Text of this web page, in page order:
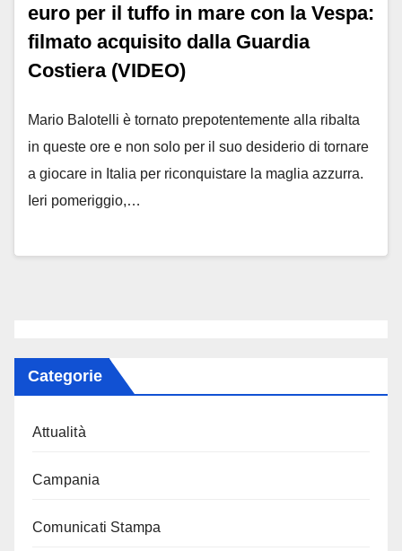
euro per il tuffo in mare con la Vespa:
filmato acquisito dalla Guardia
Costiera (VIDEO)
Mario Balotelli è tornato prepotentemente alla ribalta
in queste ore e non solo per il suo desiderio di tornare
a giocare in Italia per riconquistare la maglia azzurra.
Ieri pomeriggio,…
Categorie
Attualità
Campania
Comunicati Stampa